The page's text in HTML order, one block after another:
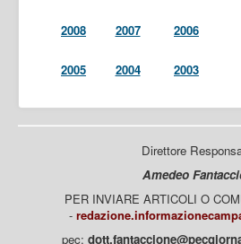
2008 2007 2006
2005 2004 2003
Direttore
Amedeo
PER INVIARE ARTICOLI O
-
pec: